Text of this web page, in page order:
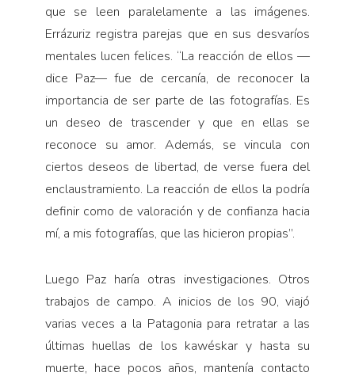
que se leen paralelamente a las imágenes.
Errázuriz registra parejas que en sus desvaríos
mentales lucen felices. “La reacción de ellos —
dice Paz— fue de cercanía, de reconocer la
importancia de ser parte de las fotografías. Es
un deseo de trascender y que en ellas se
reconoce su amor. Además, se vincula con
ciertos deseos de libertad, de verse fuera del
enclaustramiento. La reacción de ellos la podría
definir como de valoración y de confianza hacia
mí, a mis fotografías, que las hicieron propias”.
Luego Paz haría otras investigaciones. Otros
trabajos de campo. A inicios de los 90, viajó
varias veces a la Patagonia para retratar a las
últimas huellas de los kawéskar y hasta su
muerte, hace pocos años, mantenía contacto